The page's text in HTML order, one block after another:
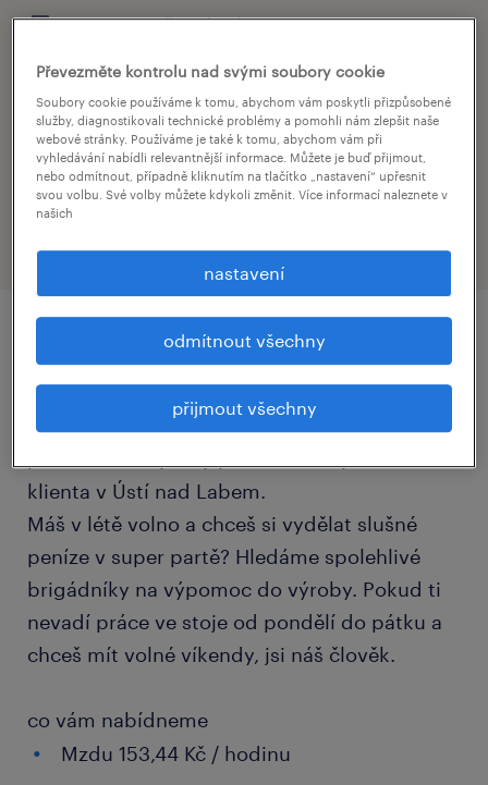
140 - 153 Kč za hodinu
brigáda
obor
výroba a průmysl
detail nabídky
Hledáš letní brigádu s fajn výdělkem?Pojď
klienta v Ústí nad Labem.
Máš v létě volno a chceš si vydělat slušné
peníze v super partě? Hledáme spolehlivé
brigádníky na výpomoc do výroby. Pokud ti
nevadí práce ve stoje od pondělí do pátku a
chceš mít volné víkendy, jsi náš člověk.
co vám nabídneme
Mzdu 153,44 Kč / hodinu
Převezměte kontrolu nad svými soubory cookie
Soubory cookie používáme k tomu, abychom vám poskytli přizpůsobené
služby, diagnostikovali technické problémy a pomohli nám zlepšit naše
webové stránky. Používáme je také k tomu, abychom vám při
vyhledávání nabídli relevantnější informace. Můžete je buď přijmout,
nebo odmítnout, případně kliknutím na tlačítko „nastavení“ upřesnit
svou volbu. Své volby můžete kdykoli změnit. Více informací naleznete v
našich
nastavení
odmítnout všechny
přijmout všechny